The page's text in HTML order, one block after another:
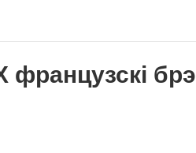
французскі